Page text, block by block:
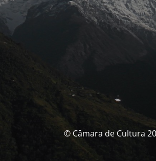
© Câmara de Cultura